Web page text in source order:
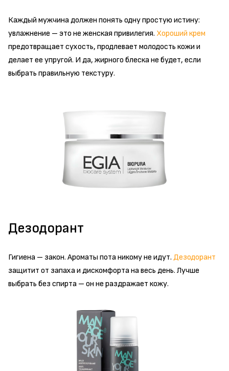
Каждый мужчина должен понять одну простую истину:
увлажнение – это не женская привилегия. Хороший крем
предотвращает сухость, продлевает молодость кожи и
делает ее упругой. И да, жирного блеска не будет, если
выбрать правильную текстуру.
Дезодорант
Гигиена – закон. Ароматы пота никому не идут. Дезодорант
защитит от запаха и дискомфорта на весь день. Лучше
выбрать без спирта – он не раздражает кожу.